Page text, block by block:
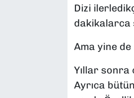
Dizi
dakikalarca
Ama yine
Yıllar
Ayrıca